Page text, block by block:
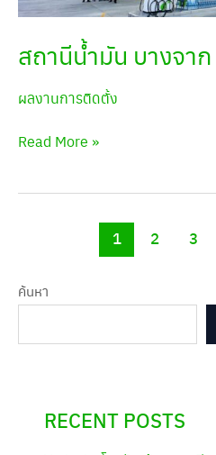
สถานีน้ำมัน บางจาก
ผลงานการติดตั้ง
Read More »
1 2 3
ค้นหา
RECENT POSTS